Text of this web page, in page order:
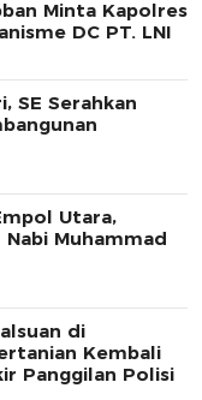
Minta Kapolres
DC PT. LNI
SE Serahkan
Utara,
Nabi Muhammad
di
Kembali
Panggilan Polisi